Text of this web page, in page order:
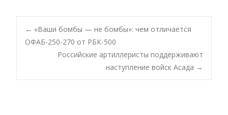
Post
navigation
← «Ваши бомбы — не бомбы»: чем отличается
ОФАБ-250-270 от РБК-500
Российские артиллеристы поддерживают
наступление войск Асада →